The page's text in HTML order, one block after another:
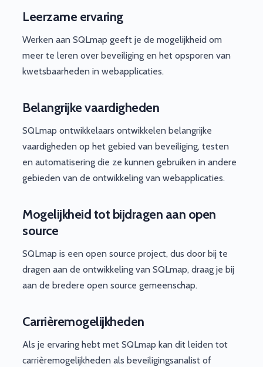
Leerzame ervaring
Werken aan SQLmap geeft je de mogelijkheid om
meer te leren over beveiliging en het opsporen van
kwetsbaarheden in webapplicaties.
Belangrijke vaardigheden
SQLmap ontwikkelaars ontwikkelen belangrijke
vaardigheden op het gebied van beveiliging, testen
en automatisering die ze kunnen gebruiken in andere
gebieden van de ontwikkeling van webapplicaties.
Mogelijkheid tot bijdragen aan open
source
SQLmap is een open source project, dus door bij te
dragen aan de ontwikkeling van SQLmap, draag je bij
aan de bredere open source gemeenschap.
Carrièremogelijkheden
Als je ervaring hebt met SQLmap kan dit leiden tot
carrièremogelijkheden als beveiligingsanalist of